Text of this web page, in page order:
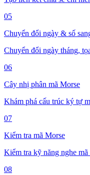
05
Chuyển đổi ngày & số
Chuyển đổi ngày tháng,
06
Cây nhị phân mã Morse
Khám phá cấu trúc ký tự
07
Kiểm tra mã Morse
Kiểm tra kỹ năng nghe
08